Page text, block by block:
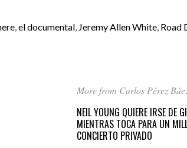
,el documental, Jeremy Allen White, Road
More from Carlos Pérez
NEIL YOUNG QUIERE IRSE DE
MIENTRAS TOCA PARA UN
CONCIERTO PRIVADO